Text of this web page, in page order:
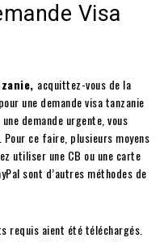
Visa
acquittez-vous de la
une demande visa tanzanie
demande urgente, vous
ce faire, plusieurs moyens
utiliser une CB ou une carte
sont d’autres méthodes de
requis aient été téléchargés.